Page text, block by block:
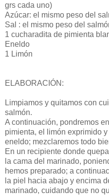
grs cada uno)
Azúcar: el mismo peso del
Sal : el mismo peso del
1 cucharadita de pimienta
Eneldo
1 Limón
ELABORACIÓN:
Limpiamos y quitamos con
salmón.
A continuación, pondremos
pimienta, el limón exprimido
eneldo; mezclaremos todo
En un recipiente donde
la cama del marinado,
hemos preparado; a
la piel hacia abajo y encima
marinado, cuidando que no